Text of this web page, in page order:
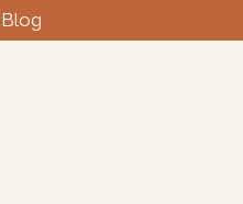
Blog